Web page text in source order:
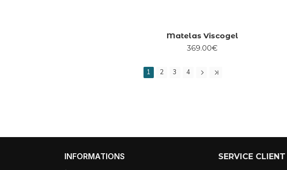
Matelas Viscogel
369.00€
1 2 3 4
INFORMATIONS SERVICE CLIENT